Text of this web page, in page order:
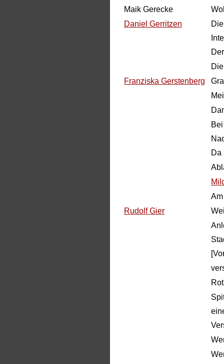
Maik Gerecke
Daniel Gerritzen
Franziska Gerstenberg
Da
Rudolf Gier